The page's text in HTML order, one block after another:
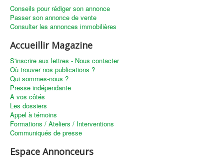
Conseils pour rédiger son annonce
Passer son annonce de vente
Consulter les annonces immobilières
Accueillir Magazine
S'inscrire aux lettres - Nous contacter
Où trouver nos publications ?
Qui sommes-nous ?
Presse indépendante
A vos côtés
Les dossiers
Appel à témoins
Formations / Ateliers / Interventions
Communiqués de presse
Espace Annonceurs